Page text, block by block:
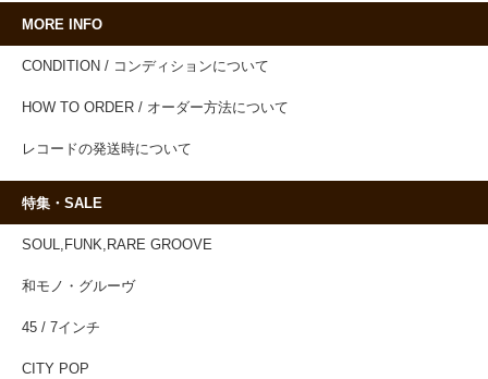
MORE INFO
CONDITION / コンディションについて
HOW TO ORDER / オーダー方法について
レコードの発送時について
特集・SALE
SOUL,FUNK,RARE GROOVE
和モノ・グルーヴ
45 / 7インチ
CITY POP